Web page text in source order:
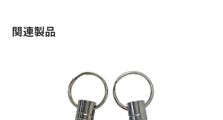
関連製品